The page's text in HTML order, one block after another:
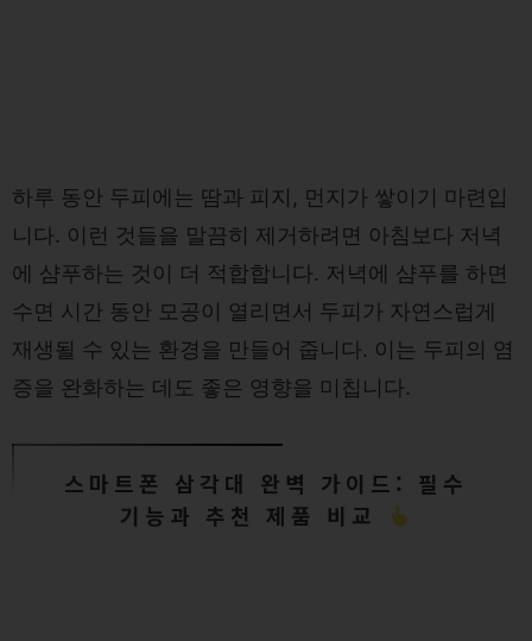
하루 동안 두피에는 땀과 피지, 먼지가 쌓이기 마련입
니다. 이런 것들을 말끔히 제거하려면 아침보다 저녁
에 샴푸하는 것이 더 적합합니다. 저녁에 샴푸를 하면
수면 시간 동안 모공이 열리면서 두피가 자연스럽게
재생될 수 있는 환경을 만들어 줍니다. 이는 두피의 염
증을 완화하는 데도 좋은 영향을 미칩니다.
스마트폰 삼각대 완벽 가이드: 필수
기능과 추천 제품 비교